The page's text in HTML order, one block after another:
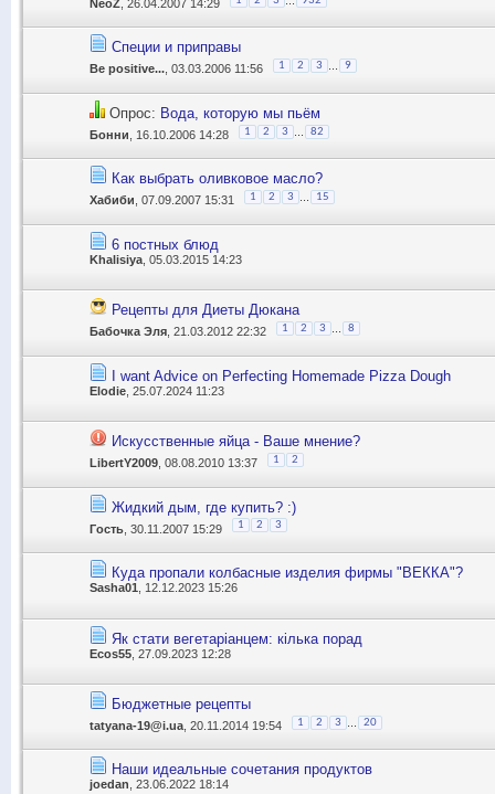
NeoZ , 26.04.2007 14:29
Специи и приправы
Be positive... , 03.03.2006 11:56 1 2 3 9
Опрос: Вода, которую мы пьём
Бонни , 16.10.2006 14:28 1 2 3 82
Как выбрать оливковое масло?
Хабиби , 07.09.2007 15:31 1 2 3 15
6 постных блюд
Khalisiya , 05.03.2015 14:23
Рецепты для Диеты Дюкана
Бабочка Эля , 21.03.2012 22:32 1 2 3 8
I want Advice on Perfecting Homemade Pizza Dough
Elodie , 25.07.2024 11:23
Искусственные яйца - Ваше мнение?
LibertY2009 , 08.08.2010 13:37 1 2
Жидкий дым, где купить? :)
Гoсть , 30.11.2007 15:29 1 2 3
Куда пропали колбасные изделия фирмы "ВЕККА"?
Sasha01 , 12.12.2023 15:26
Як стати вегетаріанцем: кілька порад
Ecos55 , 27.09.2023 12:28
Бюджетные рецепты
tatyana-19@i.ua , 20.11.2014 19:54 1 2 3 20
Наши идеальные сочетания продуктов
joedan, 23.06.2022 18:14